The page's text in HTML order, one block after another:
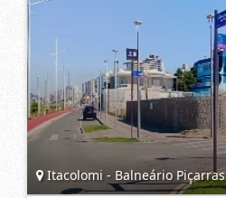
Itacolomi - Balneário Piçarras